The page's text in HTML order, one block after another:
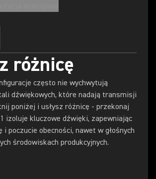
często nie wychwytują
dźwiękowych, które nadają transmisji
poniżej i usłysz różnicę - przekonaj
izoluje kluczowe dźwięki, zapewniając
i poczucie obecności, nawet w głośnych
środowiskach produkcyjnych.
różnicę